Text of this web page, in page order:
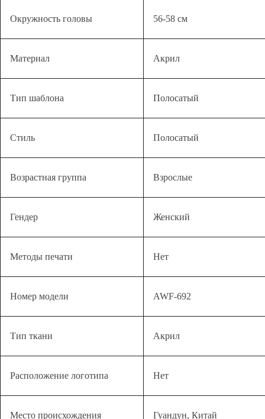
Окружность головы 56-58 см
Материал Акрил
Тип шаблона Полосатый
Стиль Полосатый
Возрастная группа Взрослые
Гендер Женский
Методы печати Нет
Номер модели AWF-692
Тип ткани Акрил
Расположение логотипа Нет
Место происхождения Гуандун, Китай